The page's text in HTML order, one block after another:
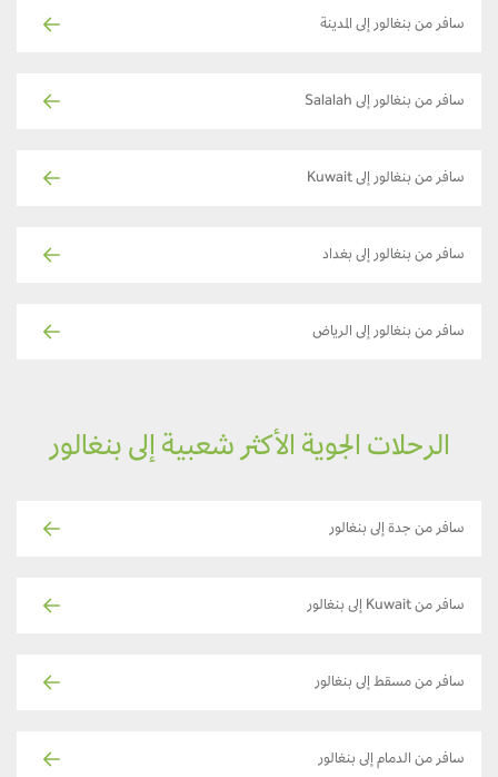
سافر من بنغالور إلى المدينة
سافر من بنغالور إلى Salalah
سافر من بنغالور إلى Kuwait
سافر من بنغالور إلى بغداد
سافر من بنغالور إلى الرياض
الرحلات الجوية الأكثر شعبية إلى بنغالور
سافر من جدة إلى بنغالور
سافر من Kuwait إلى بنغالور
سافر من مسقط إلى بنغالور
سافر من الدمام إلى بنغالور